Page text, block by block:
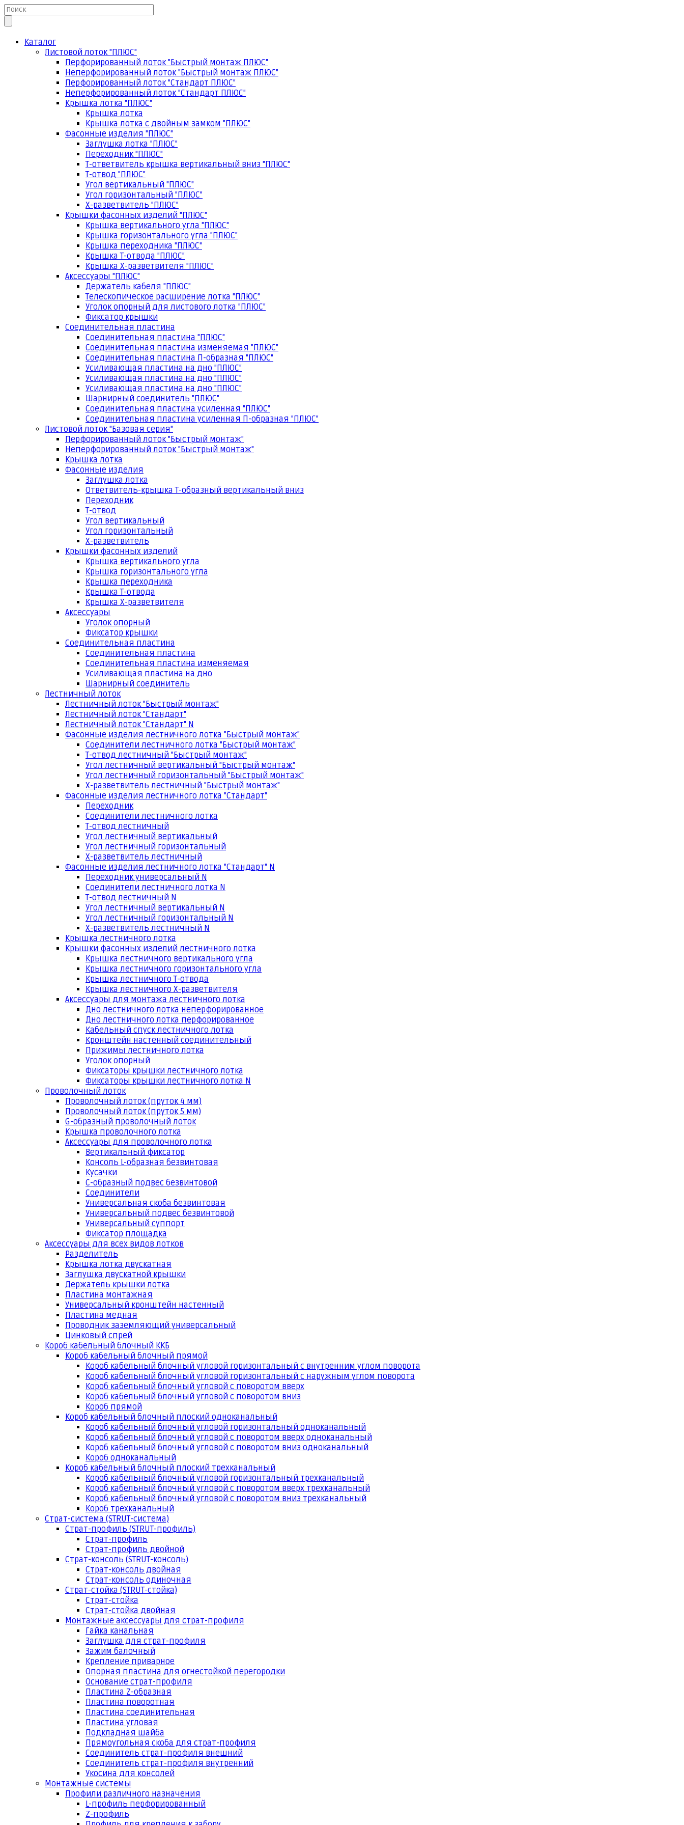
Каталог
Листовой лоток "ПЛЮС"
Перфорированный лоток "Быстрый монтаж ПЛЮС"
Неперфорированный лоток "Быстрый монтаж ПЛЮС"
Перфорированный лоток "Стандарт ПЛЮС"
Неперфорированный лоток "Стандарт ПЛЮС"
Крышка лотка "ПЛЮС"
Крышка лотка
Крышка лотка с двойным замком "ПЛЮС"
Фасонные изделия "ПЛЮС"
Заглушка лотка "ПЛЮС"
Переходник "ПЛЮС"
Т-ответвитель крышка вертикальный вниз "ПЛЮС"
Т-отвод "ПЛЮС"
Угол вертикальный "ПЛЮС"
Угол горизонтальный "ПЛЮС"
Х-разветвитель "ПЛЮС"
Крышки фасонных изделий "ПЛЮС"
Крышка вертикального угла "ПЛЮС"
Крышка горизонтального угла "ПЛЮС"
Крышка переходника "ПЛЮС"
Крышка Т-отвода "ПЛЮС"
Крышка Х-разветвителя "ПЛЮС"
Аксессуары "ПЛЮС"
Держатель кабеля "ПЛЮС"
Телескопическое расширение лотка "ПЛЮС"
Уголок опорный для листового лотка "ПЛЮС"
Фиксатор крышки
Соединительная пластина
Соединительная пластина "ПЛЮС"
Соединительная пластина изменяемая "ПЛЮС"
Соединительная пластина П-образная "ПЛЮС"
Усиливающая пластина на дно "ПЛЮС"
Усиливающая пластина на дно "ПЛЮС"
Усиливающая пластина на дно "ПЛЮС"
Шарнирный соединитель "ПЛЮС"
Соединительная пластина усиленная "ПЛЮС"
Соединительная пластина усиленная П-образная "ПЛЮС"
Листовой лоток "Базовая серия"
Перфорированный лоток "Быстрый монтаж"
Неперфорированный лоток "Быстрый монтаж"
Крышка лотка
Фасонные изделия
Заглушка лотка
Ответвитель-крышка Т-образный вертикальный вниз
Переходник
Т-отвод
Угол вертикальный
Угол горизонтальный
Х-разветвитель
Крышки фасонных изделий
Крышка вертикального угла
Крышка горизонтального угла
Крышка переходника
Крышка Т-отвода
Крышка Х-разветвителя
Аксессуары
Уголок опорный
Фиксатор крышки
Соединительная пластина
Соединительная пластина
Соединительная пластина изменяемая
Усиливающая пластина на дно
Шарнирный соединитель
Лестничный лоток
Лестничный лоток "Быстрый монтаж"
Лестничный лоток "Стандарт"
Лестничный лоток "Стандарт" N
Фасонные изделия лестничного лотка "Быстрый монтаж"
Соединители лестничного лотка "Быстрый монтаж"
Т-отвод лестничный "Быстрый монтаж"
Угол лестничный вертикальный "Быстрый монтаж"
Угол лестничный горизонтальный "Быстрый монтаж"
Х-разветвитель лестничный "Быстрый монтаж"
Фасонные изделия лестничного лотка "Стандарт"
Переходник
Соединители лестничного лотка
Т-отвод лестничный
Угол лестничный вертикальный
Угол лестничный горизонтальный
Х-разветвитель лестничный
Фасонные изделия лестничного лотка "Стандарт" N
Переходник универсальный N
Соединители лестничного лотка N
Т-отвод лестничный N
Угол лестничный вертикальный N
Угол лестничный горизонтальный N
Х-разветвитель лестничный N
Крышка лестничного лотка
Крышки фасонных изделий лестничного лотка
Крышка лестничного вертикального угла
Крышка лестничного горизонтального угла
Крышка лестничного Т-отвода
Крышка лестничного Х-разветвителя
Аксессуары для монтажа лестничного лотка
Дно лестничного лотка неперфорированное
Дно лестничного лотка перфорированное
Кабельный спуск лестничного лотка
Кронштейн настенный соединительный
Прижимы лестничного лотка
Уголок опорный
Фиксаторы крышки лестничного лотка
Фиксаторы крышки лестничного лотка N
Проволочный лоток
Проволочный лоток (пруток 4 мм)
Проволочный лоток (пруток 5 мм)
G-образный проволочный лоток
Крышка проволочного лотка
Аксессуары для проволочного лотка
Вертикальный фиксатор
Консоль L-образная безвинтовая
Кусачки
С-образный подвес безвинтовой
Соединители
Универсальная скоба безвинтовая
Универсальный подвес безвинтовой
Универсальный суппорт
Фиксатор площадка
Аксессуары для всех видов лотков
Разделитель
Крышка лотка двускатная
Заглушка двускатной крышки
Держатель крышки лотка
Пластина монтажная
Универсальный кронштейн настенный
Пластина медная
Проводник заземляющий универсальный
Цинковый спрей
Короб кабельный блочный ККБ
Короб кабельный блочный прямой
Короб кабельный блочный угловой горизонтальный с внутренним углом поворота
Короб кабельный блочный угловой горизонтальный с наружным углом поворота
Короб кабельный блочный угловой с поворотом вверх
Короб кабельный блочный угловой с поворотом вниз
Короб прямой
Короб кабельный блочный плоский одноканальный
Короб кабельный блочный угловой горизонтальный одноканальный
Короб кабельный блочный угловой с поворотом вверх одноканальный
Короб кабельный блочный угловой с поворотом вниз одноканальный
Короб одноканальный
Короб кабельный блочный плоский трехканальный
Короб кабельный блочный угловой горизонтальный трехканальный
Короб кабельный блочный угловой с поворотом вверх трехканальный
Короб кабельный блочный угловой с поворотом вниз трехканальный
Короб трехканальный
Страт-система (STRUT-система)
Страт-профиль (STRUT-профиль)
Страт-профиль
Страт-профиль двойной
Страт-консоль (STRUT-консоль)
Страт-консоль двойная
Страт-консоль одиночная
Страт-стойка (STRUT-стойка)
Страт-стойка
Страт-стойка двойная
Монтажные аксессуары для страт-профиля
Гайка канальная
Заглушка для страт-профиля
Зажим балочный
Крепление приварное
Опорная пластина для огнестойкой перегородки
Основание страт-профиля
Пластина Z-образная
Пластина поворотная
Пластина соединительная
Пластина угловая
Подкладная шайба
Прямоугольная скоба для страт-профиля
Соединитель страт-профиля внешний
Соединитель страт-профиля внутренний
Укосина для консолей
Монтажные системы
Профили различного назначения
L-профиль перфорированный
Z-профиль